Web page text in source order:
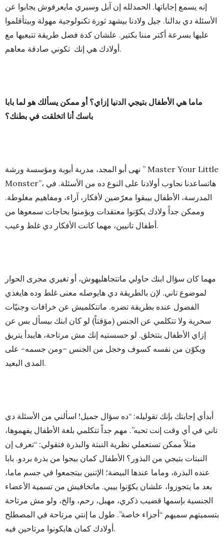
إنه يسمع إجاباتها. الحمدلله إن آبل وسيري مايعرفوش يجابوا عن
الأسئلة دي بدالنا. جيل ولادنا بيشهد ثورة تكنولوجية مهولة وبيتأقلموا
عليها بسرعة أكتر مننا بكتير. علشان كدة فضل طريقة تتبعيها مع
أولادك هي إنك تكوني صادقة معاهم.
ماما هي الأطفال بتيجي الدنيا إزاي؟ أو ممكن يسألك هو لما بابا
باسك أنا اتخلقت في بطنك؟
نهى أبو المجد، مدربة أبوية ومؤسسة ورشة ” Master Your Little
Monster”، هاتساعدنا نجاوب أولادنا على النوع ده من الأسئلة. في
المدرسة، الأطفال بيبقوا معرّضين لأفكار، آراء، ومفاهيم مغلوطة.
وممكن جداً ولادك يكوّنوا معتقدات ويؤمنوا بحاجات سمعوها من
أطفال تانيين، مهما كانت الأفكار دي غلط وعيب.
مهما كان سؤال ابنك حاولي ماتتجاهليهوش، أو تغيري مجرى الحوار
لموضوع تاني. لإن بالطريقة دي هايوصله معنى غلط وده هايغذي
الفضول عنده بطريقة تضره. ماتتكلميش عن خرافات وجنيّات
سحرية ولا تتكلمي عن الجنس (مؤقتاً) لو كان ابنك بيسأل بس عن
إزاي الأطفال بتتخلق. لو حسستيه إنك مش مرتاحة، هايبدأ يتريق
ويكوّن من نفسه كسوف وخجل من الجنس –ومن جسمه- على
المدى البعيد.
أبدأي إجابتك بإنك تقوليله: “ده سؤال جميل! اسألني من الأسئلة دي
تاني في أي وقت إنت تحبه”. مهم جداً تتكلمي بلغة الأطفال يفهموها،
مثلاً ممكن تستعملي نظرية النبتة والبذرة فتقولي: “تعرف إن
النبتات بتيجي من البذور؟ الأطفال كمان بيجوا من بذرة بردو. بابا
عنده البذرة، وماما عندها البيضة؛ الإتنين بيتجمعوا في جسم ماما،
بعد ما يتجوزوا، علشان يكوّنوا بيبي. ماتخافيش من تسمية الأعضاء
الجنسية بإسمها قضيب ذكري، مهبل، رحم، والخ، ولو مش مرتاحة
بتسميتهم سميهم “أجزاء خاصة”. طول ما إنتي مرتاحة في المصطلح
أولادك كمان هايكونوا مرتاحين فيه.